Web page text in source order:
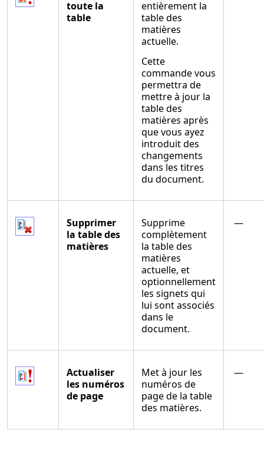
toute la
table
entièrement la
table des
matières
actuelle.
Cette
commande vous
permettra de
mettre à jour la
table des
matières après
que vous ayez
introduit des
changements
dans les titres
du document.
Supprimer
la table des
matières
Supprime
complètement
la table des
matières
actuelle, et
optionnellement
les signets qui
lui sont associés
dans le
document.
—
Actualiser
les numéros
de page
Met à jour les
numéros de
page de la table
des matières.
—